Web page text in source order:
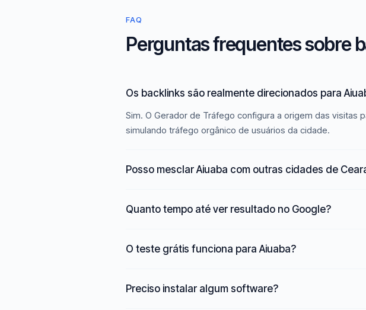
FAQ
Perguntas frequentes sobre
Os backlinks são realmente direcionados para
Sim. O Gerador de Tráfego configura a origem das visitas
simulando tráfego orgânico de usuários da cidade.
Posso mesclar Aiuaba com outras cidades de
Quanto tempo até ver resultado no Google?
O teste grátis funciona para Aiuaba?
Preciso instalar algum software?